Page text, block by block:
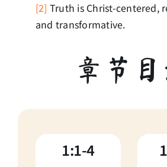
[2] Truth is Christ-centered,
and transformative.
章节
1:1-4